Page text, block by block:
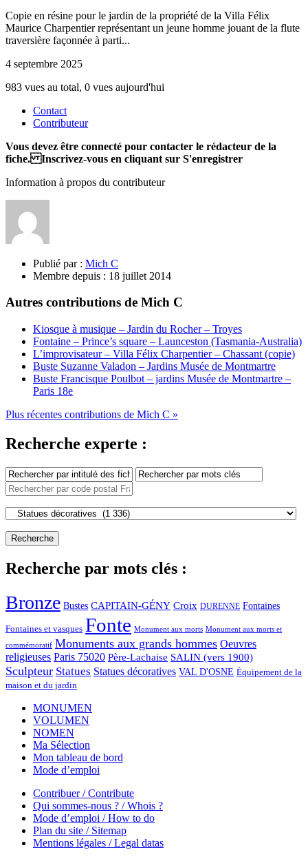
Copie en résine pour le jardin de la propriété de la Villa Félix
Maurice Charpentier représentant un jeune homme jouant de la flute
traversière façonnée à parti...
4 septembre 2025
983 vues au total, 0 vues aujourd'hui
Contact
Contributeur
Vous devez être connecté pour contacter le rédacteur de la
fiche. Inscrivez-vous en cliquant sur S'enregistrer
Information à propos du contributeur
Publié par : Mich C
Membre depuis : 18 juillet 2014
Autres contributions de Mich C
Kiosque à musique – Jardin du Rocher – Troyes
Fontaine – Prince’s square – Launceston (Tasmania-Australia)
L’improvisateur – Villa Félix Charpentier – Chassant (copie)
Buste Suzanne Valadon – Jardins Musée de Montmartre
Buste Francisque Poulbot – jardins Musée de Montmartre –
Paris 18e
Plus récentes contributions de Mich C »
Recherche experte :
Recherche par mots clés :
Bronze Bustes CAPITAIN-GÉNY Croix DURENNE Fontaines
Fontaines et vasques Fonte Monument aux morts Monument aux morts et
commémoratif Monuments aux grands hommes Oeuvres
religieuses Paris 75020 Père-Lachaise SALIN (vers 1900)
Sculpteur Statues Statues décoratives VAL D'OSNE Équipement de la
maison et du jardin
MONUMEN
VOLUMEN
NOMEN
Ma Sélection
Mon tableau de bord
Mode d’emploi
Contribuer / Contribute
Qui sommes-nous ? / Whois ?
Mode d’emploi / How to do
Plan du site / Sitemap
Mentions légales / Legal datas